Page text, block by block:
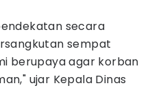
secara
sempat
berupaya agar korban
ujar Kepala Dinas